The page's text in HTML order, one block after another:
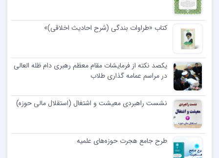
کتاب «طراوات بندگی (شرح احادیث اخلاقی)»
یکصد نکته از فرمایشات مقام معظم رهبری دام ظله العالی
در مراسم عمامه گذاری طلاب
نشست راهبردی معیشت و اشتغال (استقلال مالی حوزه)
طرح جامع هجرت حوزه‌های علمیه